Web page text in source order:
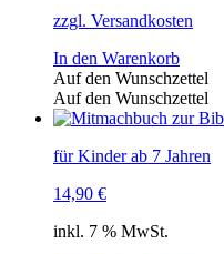
zzgl. Versandkosten
In den Warenkorb
Auf den Wunschzettel
Auf den Wunschzettel
für Kinder ab 7 Jahren
14,90 €
inkl. 7 % MwSt.